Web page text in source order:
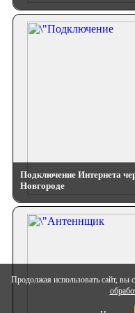
Продолжая использовать сайт, вы
Подключение Интернета
Новгороде